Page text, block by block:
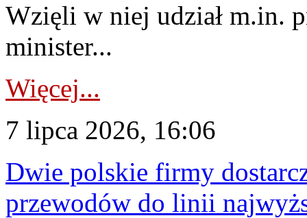
Wzięli w niej udział m.in.
minister...
Więcej...
7 lipca 2026, 16:06
Dwie polskie firmy
przewodów do linii